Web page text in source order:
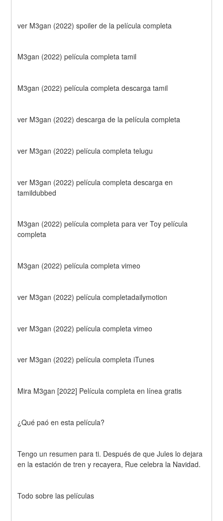
ver M3gan (2022) spoiler de la película completa
M3gan (2022) película completa tamil
M3gan (2022) película completa descarga tamil
ver M3gan (2022) descarga de la película completa
ver M3gan (2022) película completa telugu
ver M3gan (2022) película completa descarga en
tamildubbed
M3gan (2022) película completa para ver Toy película
completa
M3gan (2022) película completa vimeo
ver M3gan (2022) película completadailymotion
ver M3gan (2022) película completa vimeo
ver M3gan (2022) película completa iTunes
Mira M3gan [2022] Película completa en línea gratis
¿Qué paó en esta película?
Tengo un resumen para ti. Después de que Jules lo dejara
en la estación de tren y recayera, Rue celebra la Navidad.
Todo sobre las películas